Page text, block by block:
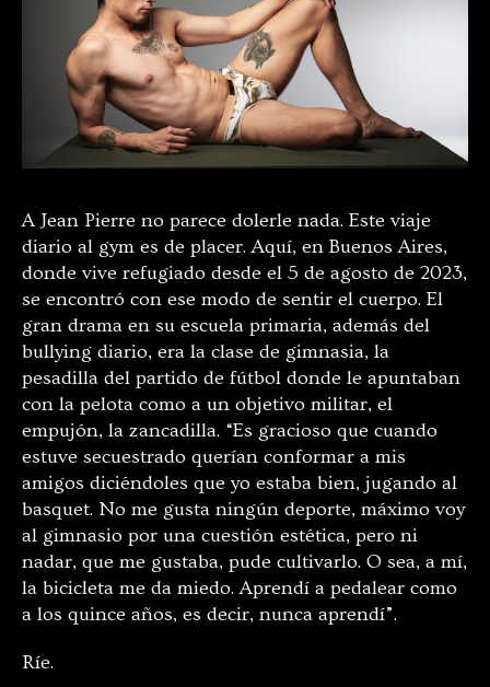
A Jean Pierre no parece dolerle nada. Este viaje
diario al gym es de placer. Aquí, en Buenos Aires,
donde vive refugiado desde el 5 de agosto de 2023,
se encontró con ese modo de sentir el cuerpo. El
gran drama en su escuela primaria, además del
bullying diario, era la clase de gimnasia, la
pesadilla del partido de fútbol donde le apuntaban
con la pelota como a un objetivo militar, el
empujón, la zancadilla. “Es gracioso que cuando
estuve secuestrado querían conformar a mis
amigos diciéndoles que yo estaba bien, jugando al
basquet. No me gusta ningún deporte, máximo voy
al gimnasio por una cuestión estética, pero ni
nadar, que me gustaba, pude cultivarlo. O sea, a mí,
la bicicleta me da miedo. Aprendí a pedalear como
a los quince años, es decir, nunca aprendí”.
Ríe.